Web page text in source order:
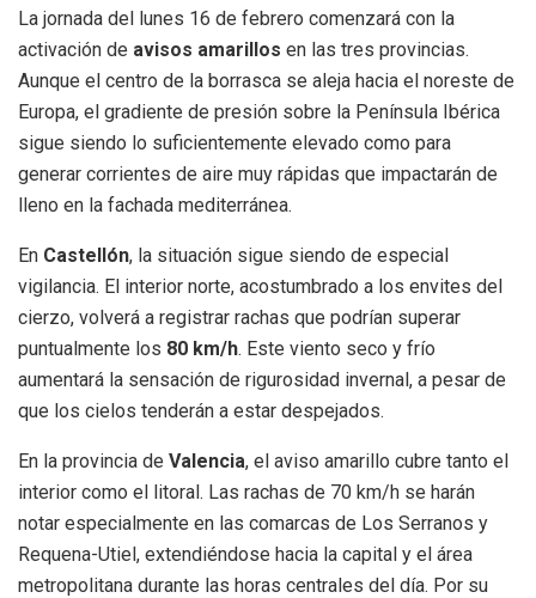
La jornada del lunes 16 de febrero comenzará con la
activación de avisos amarillos en las tres provincias.
Aunque el centro de la borrasca se aleja hacia el noreste de
Europa, el gradiente de presión sobre la Península Ibérica
sigue siendo lo suficientemente elevado como para
generar corrientes de aire muy rápidas que impactarán de
lleno en la fachada mediterránea.
En Castellón, la situación sigue siendo de especial
vigilancia. El interior norte, acostumbrado a los envites del
cierzo, volverá a registrar rachas que podrían superar
puntualmente los 80 km/h. Este viento seco y frío
aumentará la sensación de rigurosidad invernal, a pesar de
que los cielos tenderán a estar despejados.
En la provincia de Valencia, el aviso amarillo cubre tanto el
interior como el litoral. Las rachas de 70 km/h se harán
notar especialmente en las comarcas de Los Serranos y
Requena-Utiel, extendiéndose hacia la capital y el área
metropolitana durante las horas centrales del día. Por su